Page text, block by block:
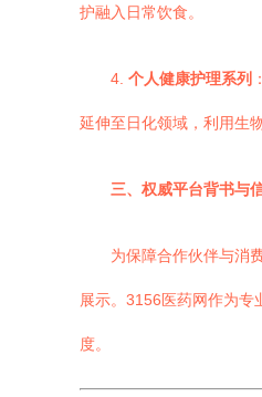
护融入日常饮食。
4. 个人健康护理系列 ：
延伸至日化领域，利用生
三、权威平台背书与
为保障合作伙伴与消
展示。3156医药网作为
度。